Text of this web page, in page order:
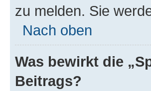
zu melden. Sie
Nach oben
Was bewirkt die
Beitrags?